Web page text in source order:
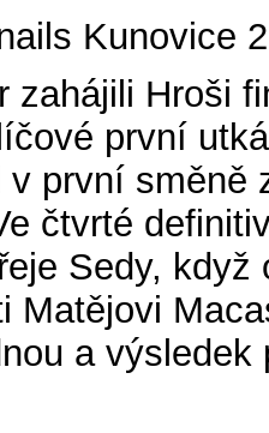
Kunovice
zahájili Hroši
první
první směně
čtvrté
Sedy,
Matějovi
a výsledek